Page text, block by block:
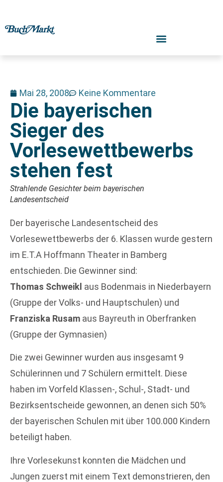
Mai 28, 2008 Keine Kommentare
Die bayerischen
Sieger des
Vorlesewettbewerbs
stehen fest
Strahlende Gesichter beim bayerischen
Landesentscheid
Der bayerische Landesentscheid des
Vorlesewettbewerbs der 6. Klassen wurde gestern
im E.T.A Hoffmann Theater in Bamberg
entschieden. Die Gewinner sind:
Thomas Schweikl aus Bodenmais in Niederbayern
(Gruppe der Volks- und Hauptschulen) und
Franziska Rusam aus Bayreuth in Oberfranken
(Gruppe der Gymnasien)
Die zwei Gewinner wurden aus insgesamt 9
Schülerinnen und 7 Schülern ermittelt. Diese
haben im Vorfeld Klassen-, Schul-, Stadt- und
Bezirksentscheide gewonnen, an denen sich 50%
der bayerischen Schulen mit über 100.000 Kindern
beteiligt haben.
Ihre Vorlesekunst konnten die Mädchen und
Jungen zuerst mit einem Text demonstrieren, den